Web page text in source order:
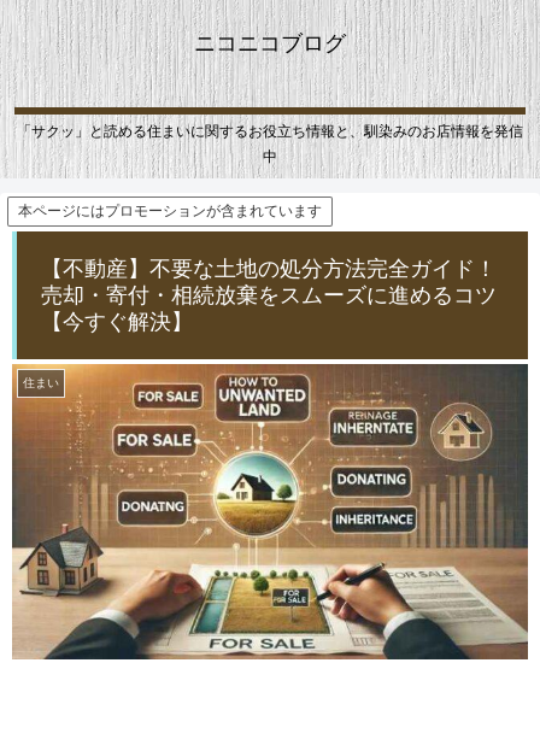
ニコニコブログ
「サクッ」と読める住まいに関するお役立ち情報と、馴染みのお店情報を発信
中
本ページにはプロモーションが含まれています
【不動産】不要な土地の処分方法完全ガイド！
売却・寄付・相続放棄をスムーズに進めるコツ
【今すぐ解決】
住まい